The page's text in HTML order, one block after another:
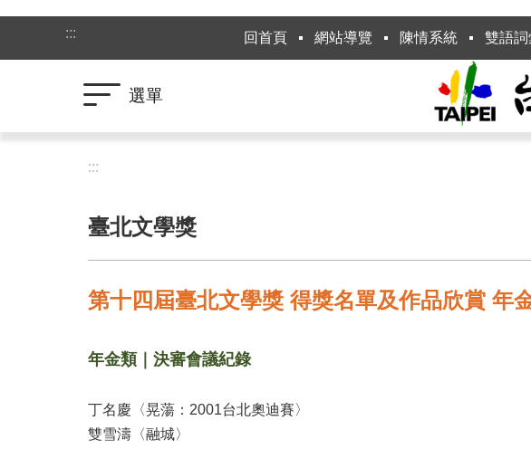
跳到主要內容區塊
:::
回首頁 網站導覽 陳情系統 雙語詞
選單
:::
臺北文學獎
第十四屆臺北文學獎 得獎名單及作品欣賞 年
年金類｜決審會議紀錄
丁名慶〈晃蕩：2001台北奧迪賽〉
雙雪濤〈融城〉